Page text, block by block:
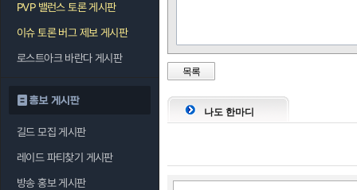
PVP 밸런스 토론 게시판
이슈 토론 버그 제보 게시판
로스트아크 바란다 게시판
홍보 게시판
길드 모집 게시판
레이드 파티찾기 게시판
방송 홍보 게시판
목록
나도 한마디